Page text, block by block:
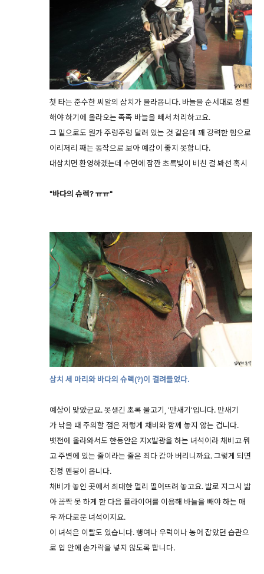
첫 타는 준수한 씨알의 삼치가 올라옵니다. 바늘을 순서대로 정렬
해야 하기에 올라오는 족족 바늘을 빼서 처리하고요.
그 밑으로도 뭔가 주렁주렁 달려 있는 것 같은데 꽤 강력한 힘으로
이리저리 째는 동작으로 보아 예감이 좋지 못합니다.
대삼치면 환영하겠는데 수면에 잠깐 초록빛이 비친 걸 봐선 혹시
"바다의 슈렉? ㅠㅠ"
삼치 세 마리와 바다의 슈렉(?)이 걸려들었다.
예상이 맞았군요. 못생긴 초록 물고기, '만새기'입니다. 만새기
가 낚을 때 주의할 점은 저렇게 채비와 함께 놓지 않는 겁니다.
뱃전에 올라와서도 한동안은 지X발광을 하는 녀석이라 채비고 뭐
고 주변에 있는 줄이라는 줄은 죄다 감아 버리니까요. 그렇게 되면
진정 멘붕이 옵니다.
채비가 놓인 곳에서 최대한 멀리 떨어뜨려 놓고요. 발로 지그시 밟
아 꼼짝 못 하게 한 다음 플라이어를 이용해 바늘을 빼야 하는 매
우 까다로운 녀석이지요.
이 녀석은 이빨도 있습니다. 행여나 우럭이나 농어 잡았던 습관으
로 입 안에 손가락을 넣지 않도록 합니다.